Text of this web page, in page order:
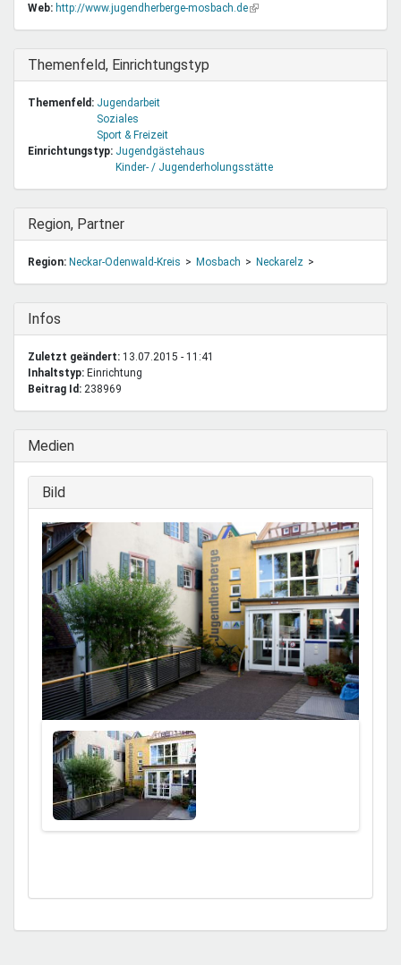
sendet
Web: http://www.jugendherberge-mosbach.de(Link
Ausblenden
Themenfeld, Einrichtungstyp
Themenfeld: Jugendarbeit
Soziales
Sport & Freizeit
Einrichtungstyp: Jugendgästehaus
Kinder- / Jugenderholungsstätte
Ausblenden
Region, Partner
Region: Neckar-Odenwald-Kreis Mosbach Neckarelz
Ausblenden
Infos
Zuletzt geändert: 13.07.2015 - 11:41
Inhaltstyp:
einrichtung
Beitrag Id: 238969
Ausblenden
Medien
Ausblenden
Bild